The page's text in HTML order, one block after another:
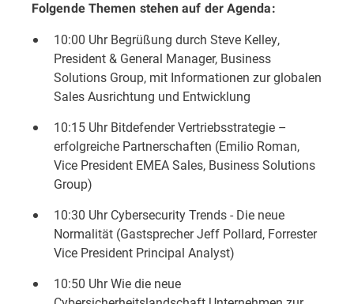
Folgende Themen stehen auf der Agenda:
10:00 Uhr Begrüßung durch Steve Kelley,
President & General Manager, Business
Solutions Group, mit Informationen zur globalen
Sales Ausrichtung und Entwicklung
10:15 Uhr Bitdefender Vertriebsstrategie –
erfolgreiche Partnerschaften (Emilio Roman,
Vice President EMEA Sales, Business Solutions
Group)
10:30 Uhr Cybersecurity Trends - Die neue
Normalität (Gastsprecher Jeff Pollard, Forrester
Vice President Principal Analyst)
10:50 Uhr Wie die neue